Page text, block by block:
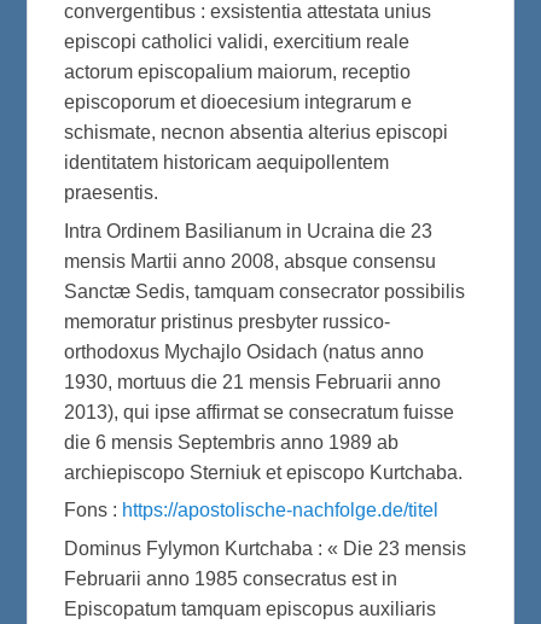
convergentibus : exsistentia attestata unius
episcopi catholici validi, exercitium reale
actorum episcopalium maiorum, receptio
episcoporum et dioecesium integrarum e
schismate, necnon absentia alterius episcopi
identitatem historicam aequipollentem
praesentis.
Intra Ordinem Basilianum in Ucraina die 23
mensis Martii anno 2008, absque consensu
Sanctæ Sedis, tamquam consecrator possibilis
memoratur pristinus presbyter russico-
orthodoxus Mychajlo Osidach (natus anno
1930, mortuus die 21 mensis Februarii anno
2013), qui ipse affirmat se consecratum fuisse
die 6 mensis Septembris anno 1989 ab
archiepiscopo Sterniuk et episcopo Kurtchaba.
Fons : https://apostolische-nachfolge.de/titel
Dominus Fylymon Kurtchaba : « Die 23 mensis
Februarii anno 1985 consecratus est in
Episcopatum tamquam episcopus auxiliaris